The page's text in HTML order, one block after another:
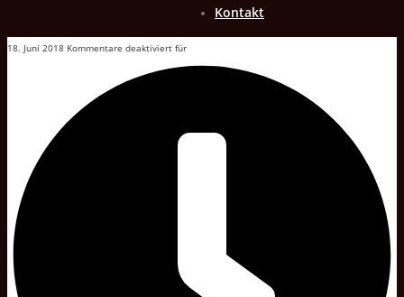
Kontakt
18. Juni 2018 Kommentare deaktiviert für